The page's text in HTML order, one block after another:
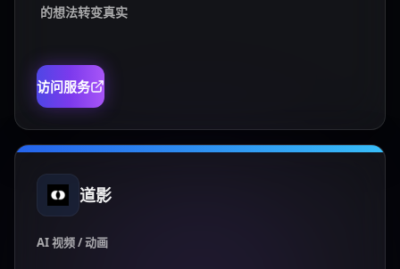
的想法转变真实
访问服务
道影
AI 视频 / 动画